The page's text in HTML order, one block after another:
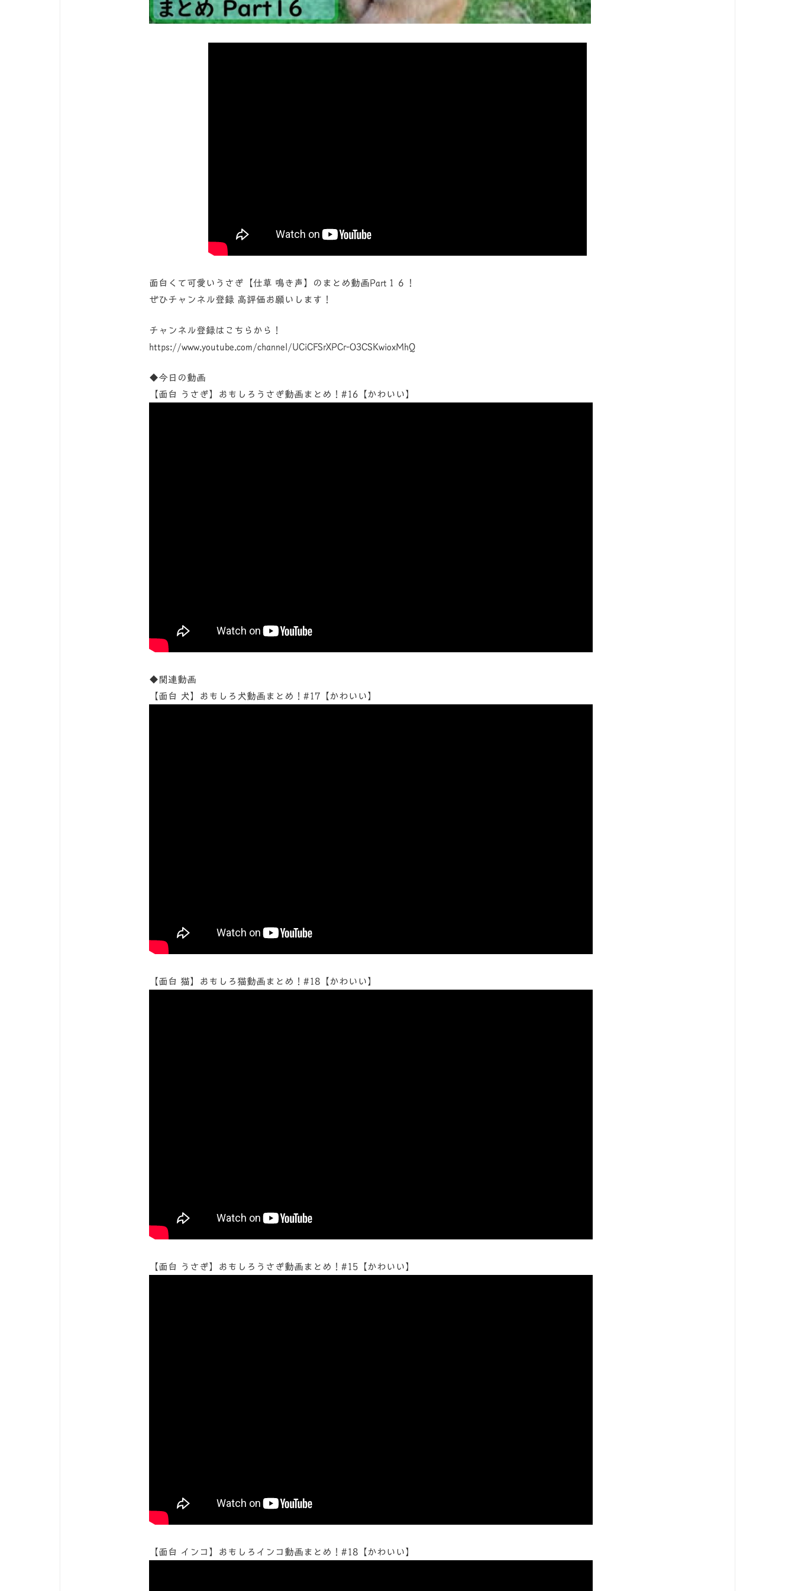
面白くて可愛いうさぎ【仕草 鳴き声】のまとめ動画Part１６！
ぜひチャンネル登録 高評価お願いします！
チャンネル登録はこちらから！
https://www.youtube.com/channel/UCiCFSrXPCr-O3CSKwioxMhQ
◆今日の動画
【面白 うさぎ】おもしろうさぎ動画まとめ！#16【かわいい】
◆関連動画
【面白 犬】おもしろ犬動画まとめ！#17【かわいい】
【面白 猫】おもしろ猫動画まとめ！#18【かわいい】
【面白 うさぎ】おもしろうさぎ動画まとめ！#15【かわいい】
【面白 インコ】おもしろインコ動画まとめ！#18【かわいい】